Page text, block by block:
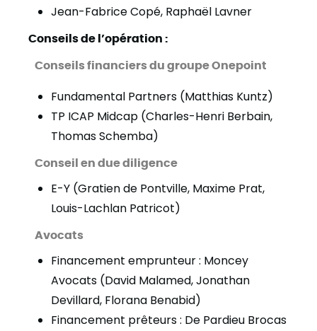
Jean-Fabrice Copé, Raphaël Lavner
Conseils de l’opération :
Conseils financiers du groupe Onepoint
Fundamental Partners (Matthias Kuntz)
TP ICAP Midcap (Charles-Henri Berbain,
Thomas Schemba)
Conseil en due diligence
E-Y (Gratien de Pontville, Maxime Prat,
Louis-Lachlan Patricot)
Avocats
Financement emprunteur : Moncey
Avocats (David Malamed, Jonathan
Devillard, Florana Benabid)
Financement prêteurs : De Pardieu Brocas